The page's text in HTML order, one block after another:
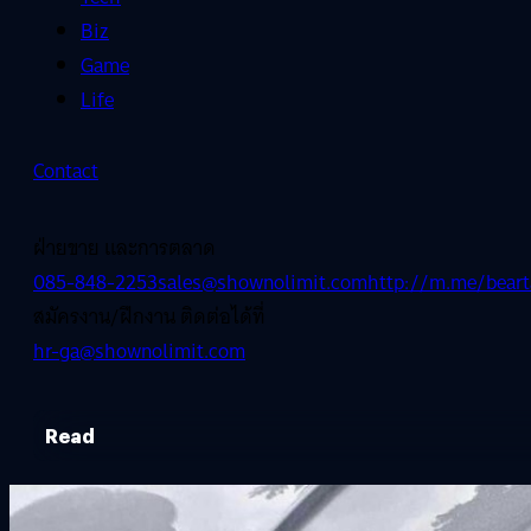
Biz
Game
Life
Contact
ฝ่ายขาย และการตลาด
085-848-2253sales@shownolimit.comhttp://m.me/
สมัครงาน/ฝึกงาน ติดต่อได้ที่
hr-ga@shownolimit.com
Read